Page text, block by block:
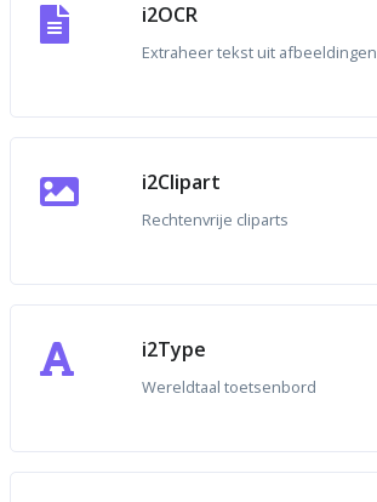
i2OCR
Extraheer tekst uit afbeeldingen
i2Clipart
Rechtenvrije cliparts
i2Type
Wereldtaal toetsenbord